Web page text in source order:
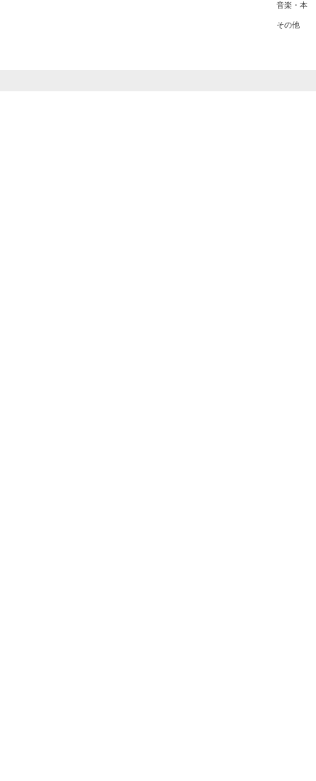
音楽・本
その他